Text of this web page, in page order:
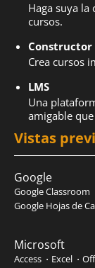
Haga suya la
cursos.
Constructor
Crea cursos
LMS
Una
amigable
Vistas
Google
Google Classroom
Google Hojas de
Microsoft
Access Excel